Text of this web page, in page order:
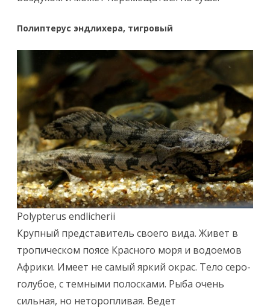
Полиптерус эндлихера, тигровый
Polypterus endlicherii
Крупный представитель своего вида. Живет в
тропическом поясе Красного моря и водоемов
Африки. Имеет не самый яркий окрас. Тело серо-
голубое, с темными полосками. Рыба очень
сильная, но неторопливая. Ведет